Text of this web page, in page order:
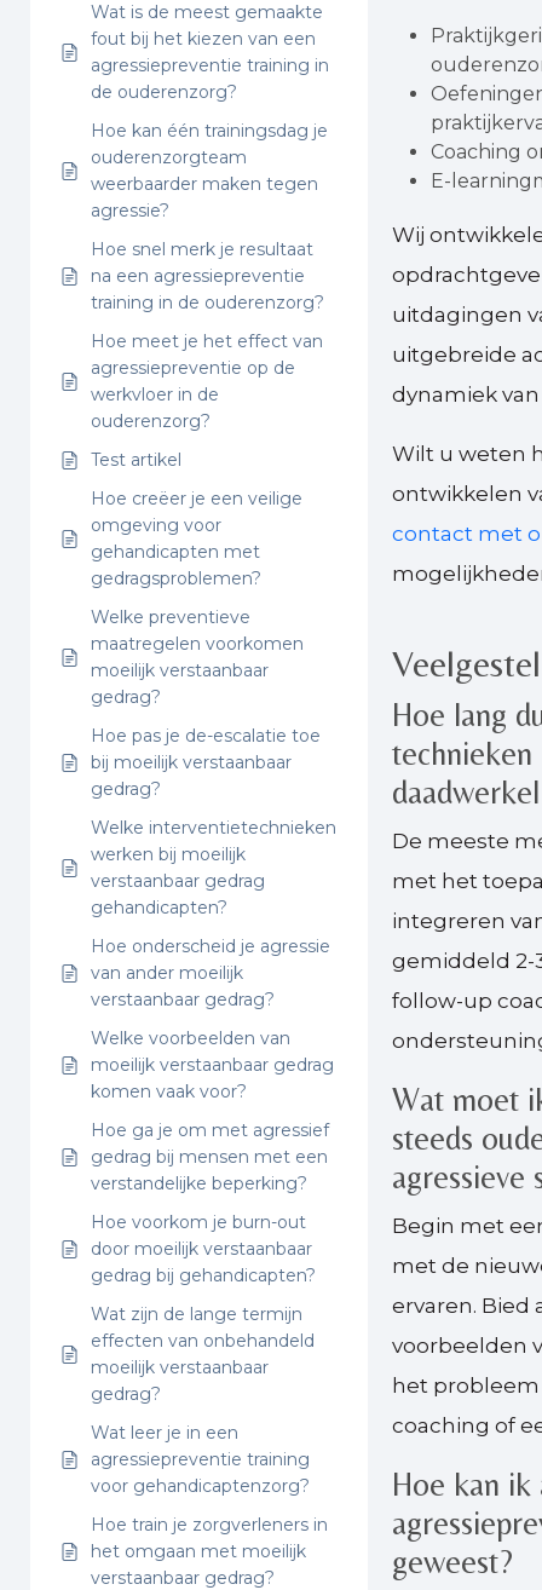
Wat is de meest gemaakte
fout bij het kiezen van een
agressiepreventie training in
de ouderenzorg?
Hoe kan één trainingsdag je
ouderenzorgteam
weerbaarder maken tegen
agressie?
Hoe snel merk je resultaat
na een agressiepreventie
training in de ouderenzorg?
Hoe meet je het effect van
agressiepreventie op de
werkvloer in de
ouderenzorg?
Test artikel
Hoe creëer je een veilige
omgeving voor
gehandicapten met
gedragsproblemen?
Welke preventieve
maatregelen voorkomen
moeilijk verstaanbaar
gedrag?
Hoe pas je de-escalatie toe
bij moeilijk verstaanbaar
gedrag?
Welke interventietechnieken
werken bij moeilijk
verstaanbaar gedrag
gehandicapten?
Hoe onderscheid je agressie
van ander moeilijk
verstaanbaar gedrag?
Welke voorbeelden van
moeilijk verstaanbaar gedrag
komen vaak voor?
Hoe ga je om met agressief
gedrag bij mensen met een
verstandelijke beperking?
Hoe voorkom je burn-out
door moeilijk verstaanbaar
gedrag bij gehandicapten?
Wat zijn de lange termijn
effecten van onbehandeld
moeilijk verstaanbaar
gedrag?
Wat leer je in een
agressiepreventie training
voor gehandicaptenzorg?
Hoe train je zorgverleners in
het omgaan met moeilijk
verstaanbaar gedrag?
Coaching
E-
Wij
uitdagingen
uitgebreide
dynamiek
Wilt u weten
ontwikkelen
contact met
Hoe lang
technieken
De meeste
met het
integreren
gemiddeld 2-
follow-up
Wat moet
steeds
agressieve
Begin met
met de
ervaren. Bied
voorbeelden
het
coaching of
Hoe kan
geweest?